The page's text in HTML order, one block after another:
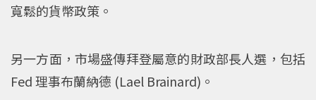
寬鬆的貨幣政策。
另一方面，市場盛傳拜登屬意的財政部長人選，包括
Fed 理事布蘭納德 (Lael Brainard)。